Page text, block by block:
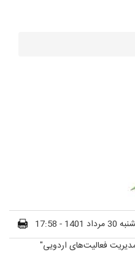
- 17:58
فعالیت‌های اردویی"